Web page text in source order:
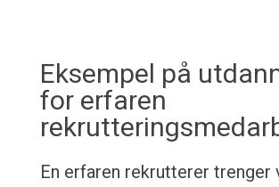
Eksempel på
for erfaren
En erfaren rekrutterer trenger